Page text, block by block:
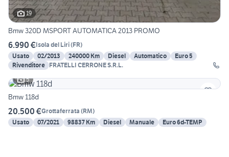
19
Bmw 320D MSPORT AUTOMATICA 2013 PROMO
6.990 €Isola del Liri(FR)
Usato
02/2013 240000 Km Diesel Automatico
Euro 5
Rivenditore FRATELLI CERRONE S.R.L.
5
Bmw 118d
20.500 €Grottaferrata (RM)
Usato
07/2021 98837 Km Diesel Manuale Euro 6d-TEMP